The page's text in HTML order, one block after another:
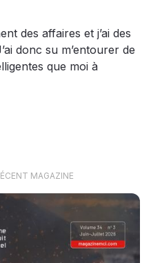
des affaires et j’ai des
donc su m’entourer de
que moi à
MAGAZINE